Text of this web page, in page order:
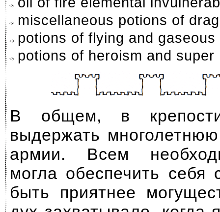
miscellaneous potions of
potions of flying and gaseous
potions of heroism and super
В общем, в
выдержать
армии. Всем
могла обеспечить
быть приятнее